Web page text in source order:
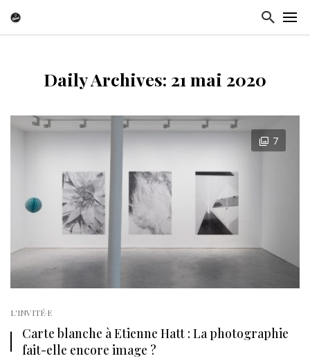
Daily Archives: 21 mai 2020
7
L'INVITÉ·E
Carte blanche à Etienne Hatt : La photographie
fait-elle encore image ?